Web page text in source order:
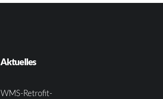
Aktuelles
WMS-Retrofit-